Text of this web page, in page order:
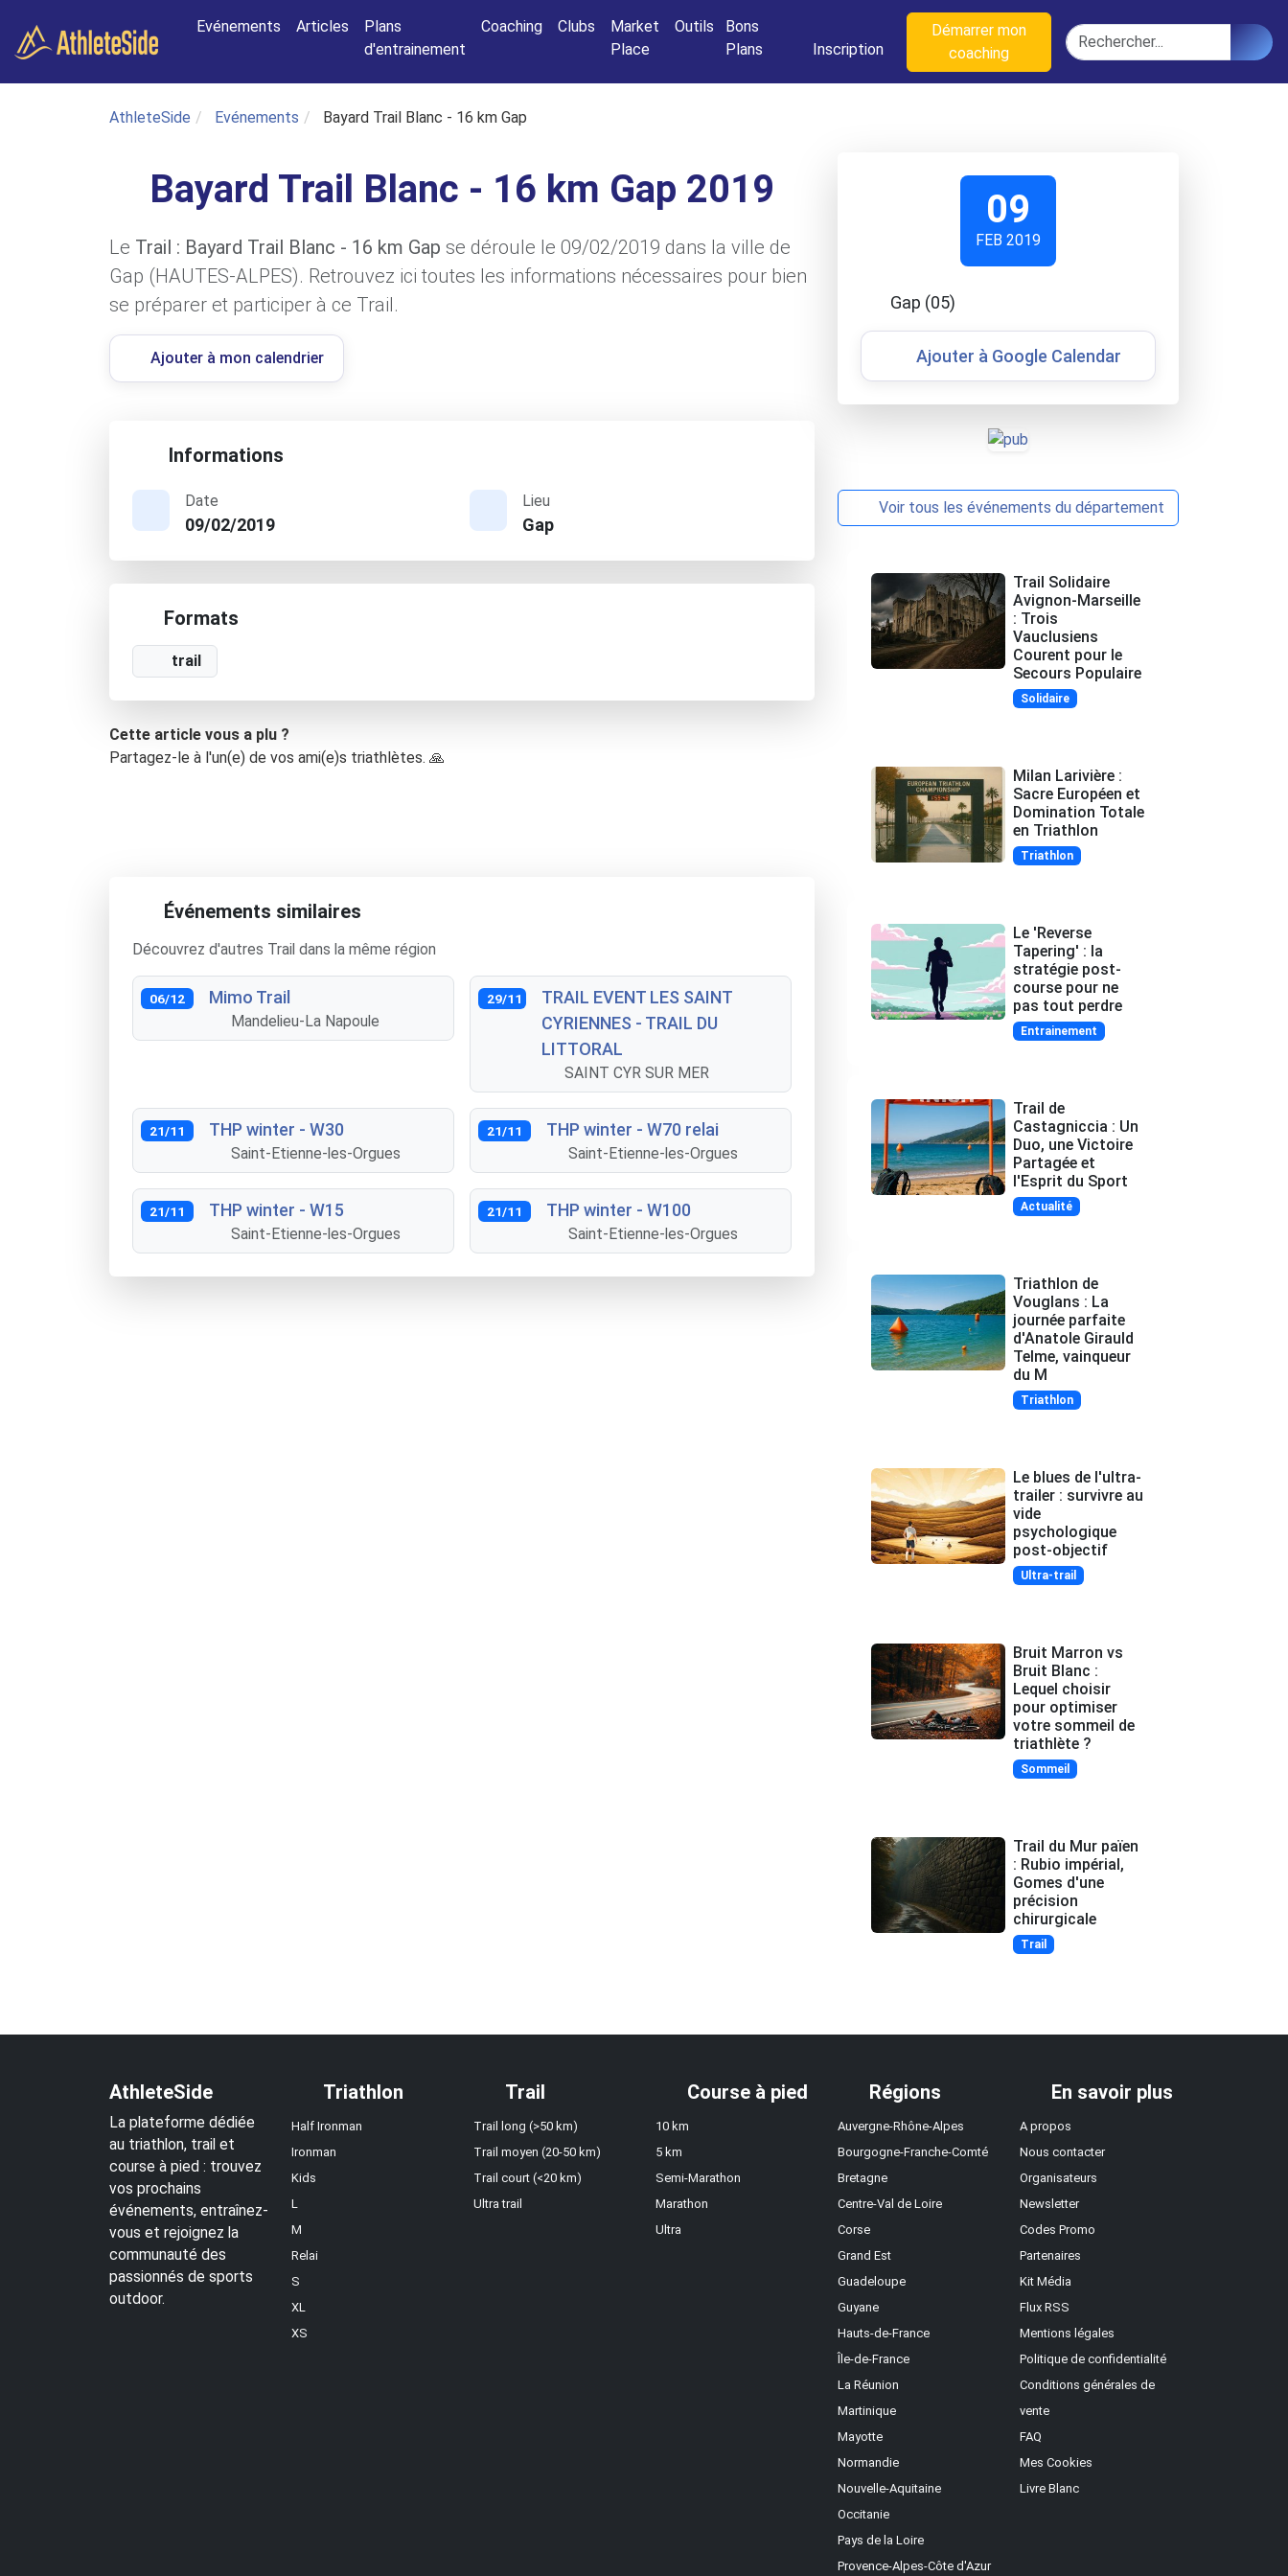
Evénements
Articles
Plans
d'entrainement
Coaching Clubs
Market
Place
Outils
Bons
Plans
Inscription
Démarrer mon
coaching
Rechercher
AthleteSide Evénements Bayard Trail Blanc - 16 km Gap
Bayard Trail Blanc - 16 km Gap 2019
Le Trail : Bayard Trail Blanc - 16 km Gap se déroule le 09/02/2019 dans la ville de
Gap (HAUTES-ALPES). Retrouvez ici toutes les informations nécessaires pour bien
se préparer et participer à ce Trail.
Ajouter à mon calendrier
Informations
Date
09/02/2019
Lieu
Gap
Formats
trail
Cette article vous a plu ?
Partagez-le à l'un(e) de vos ami(e)s triathlètes. 🙏
Événements similaires
Découvrez d'autres Trail dans la même région
06/12 Mimo Trail
Mandelieu-La Napoule
29/11
TRAIL EVENT LES SAINT
CYRIENNES - TRAIL DU
LITTORAL
SAINT CYR SUR MER
21/11 THP winter - W30
Saint-Etienne-les-Orgues
21/11 THP winter - W70 relai
Saint-Etienne-les-Orgues
21/11 THP winter - W15
Saint-Etienne-les-Orgues
21/11 THP winter - W100
Saint-Etienne-les-Orgues
09
FEB 2019
Gap (05)
Ajouter à Google Calendar
Voir tous les événements du département
Trail Solidaire
Avignon-Marseille
: Trois
Vauclusiens
Courent pour le
Secours Populaire
Solidaire
Milan Larivière :
Sacre Européen et
Domination Totale
en Triathlon
Triathlon
Le 'Reverse
Tapering' : la
stratégie post-
course pour ne
pas tout perdre
Entrainement
Trail de
Castagniccia : Un
Duo, une Victoire
Partagée et
l'Esprit du Sport
Actualité
Triathlon de
Vouglans : La
journée parfaite
d'Anatole Girauld
Telme, vainqueur
du M
Triathlon
Le blues de l'ultra-
trailer : survivre au
vide
psychologique
post-objectif
Ultra-trail
Bruit Marron vs
Bruit Blanc :
Lequel choisir
pour optimiser
votre sommeil de
triathlète ?
Sommeil
Trail du Mur païen
: Rubio impérial,
Gomes d'une
précision
chirurgicale
Trail
AthleteSide
La plateforme dédiée
au triathlon, trail et
course à pied : trouvez
vos prochains
événements, entraînez-
vous et rejoignez la
communauté des
passionnés de sports
outdoor.
Triathlon
Half Ironman
Ironman
Kids
L
M
Relai
S
XL
XS
Trail
Trail long (>50 km)
Trail moyen (20-50 km)
Trail court (<20 km)
Ultra trail
Course à pied
10 km
5 km
Semi-Marathon
Marathon
Ultra
Régions
Auvergne-Rhône-Alpes
Bourgogne-Franche-Comté
Bretagne
Centre-Val de Loire
Corse
Grand Est
Guadeloupe
Guyane
Hauts-de-France
Île-de-France
La Réunion
Martinique
Mayotte
Normandie
Nouvelle-Aquitaine
Occitanie
Pays de la Loire
Provence-Alpes-Côte d'Azur
En savoir plus
A propos
Nous contacter
Organisateurs
Newsletter
Codes Promo
Partenaires
Kit Média
Flux RSS
Mentions légales
Politique de confidentialité
Conditions générales de
vente
FAQ
Mes Cookies
Livre Blanc